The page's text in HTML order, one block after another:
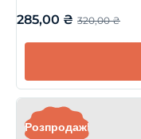
320,00₴
285,00 ₴
Розпродаж!